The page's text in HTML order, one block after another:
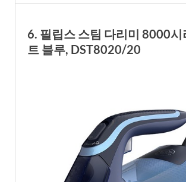
6. 필립스 스팀 다리미 8000시
트 블루, DST8020/20